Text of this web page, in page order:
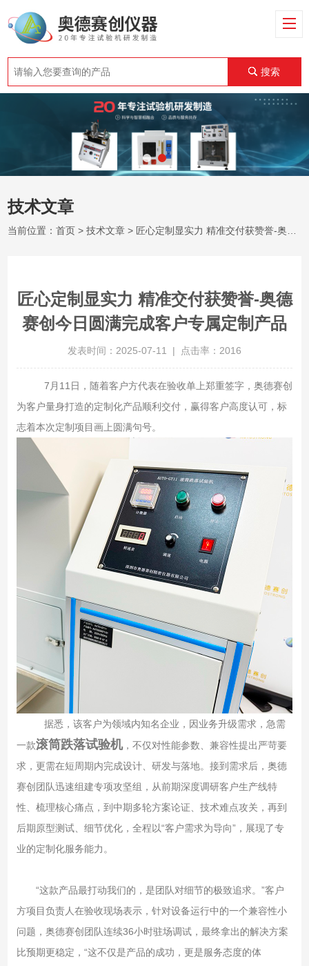
搜索
技术文章
当前位置：首页 >技术文章 > 匠心定制显实力 精准交付获赞誉-奥德赛创今日圆满完成客户专属定制产品
匠心定制显实力 精准交付获赞誉-奥德
赛创今日圆满完成客户专属定制产品
发表时间：2025-07-11 | 点击率：2016
7月11日，随着客户方代表在验收单上郑重签字，奥德赛创
为客户量身打造的定制化产品顺利交付，赢得客户高度认可，标
志着本次定制项目画上圆满句号。
据悉，该客户为领域内知名企业，因业务升级需求，急需
一款滚筒跌落试验机，不仅对性能参数、兼容性提出严苛要
求，更需在短周期内完成设计、研发与落地。接到需求后，奥德
赛创团队迅速组建专项攻坚组，从前期深度调研客户生产线特
性、梳理核心痛点，到中期多轮方案论证、技术难点攻关，再到
后期原型测试、细节优化，全程以“客户需求为导向”，展现了专
业的定制化服务能力。
“这款产品最打动我们的，是团队对细节的极致追求。”客户
方项目负责人在验收现场表示，针对设备运行中的一个兼容性小
问题，奥德赛创团队连续36小时驻场调试，最终拿出的解决方案
比预期更稳定，“这不仅是产品的成功，更是服务态度的体